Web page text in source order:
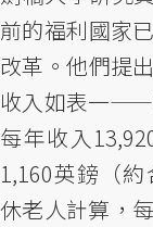
前的福利國家
改革。他們提
收入如表一——
每年收入
1,160英鎊（
休老人計算，